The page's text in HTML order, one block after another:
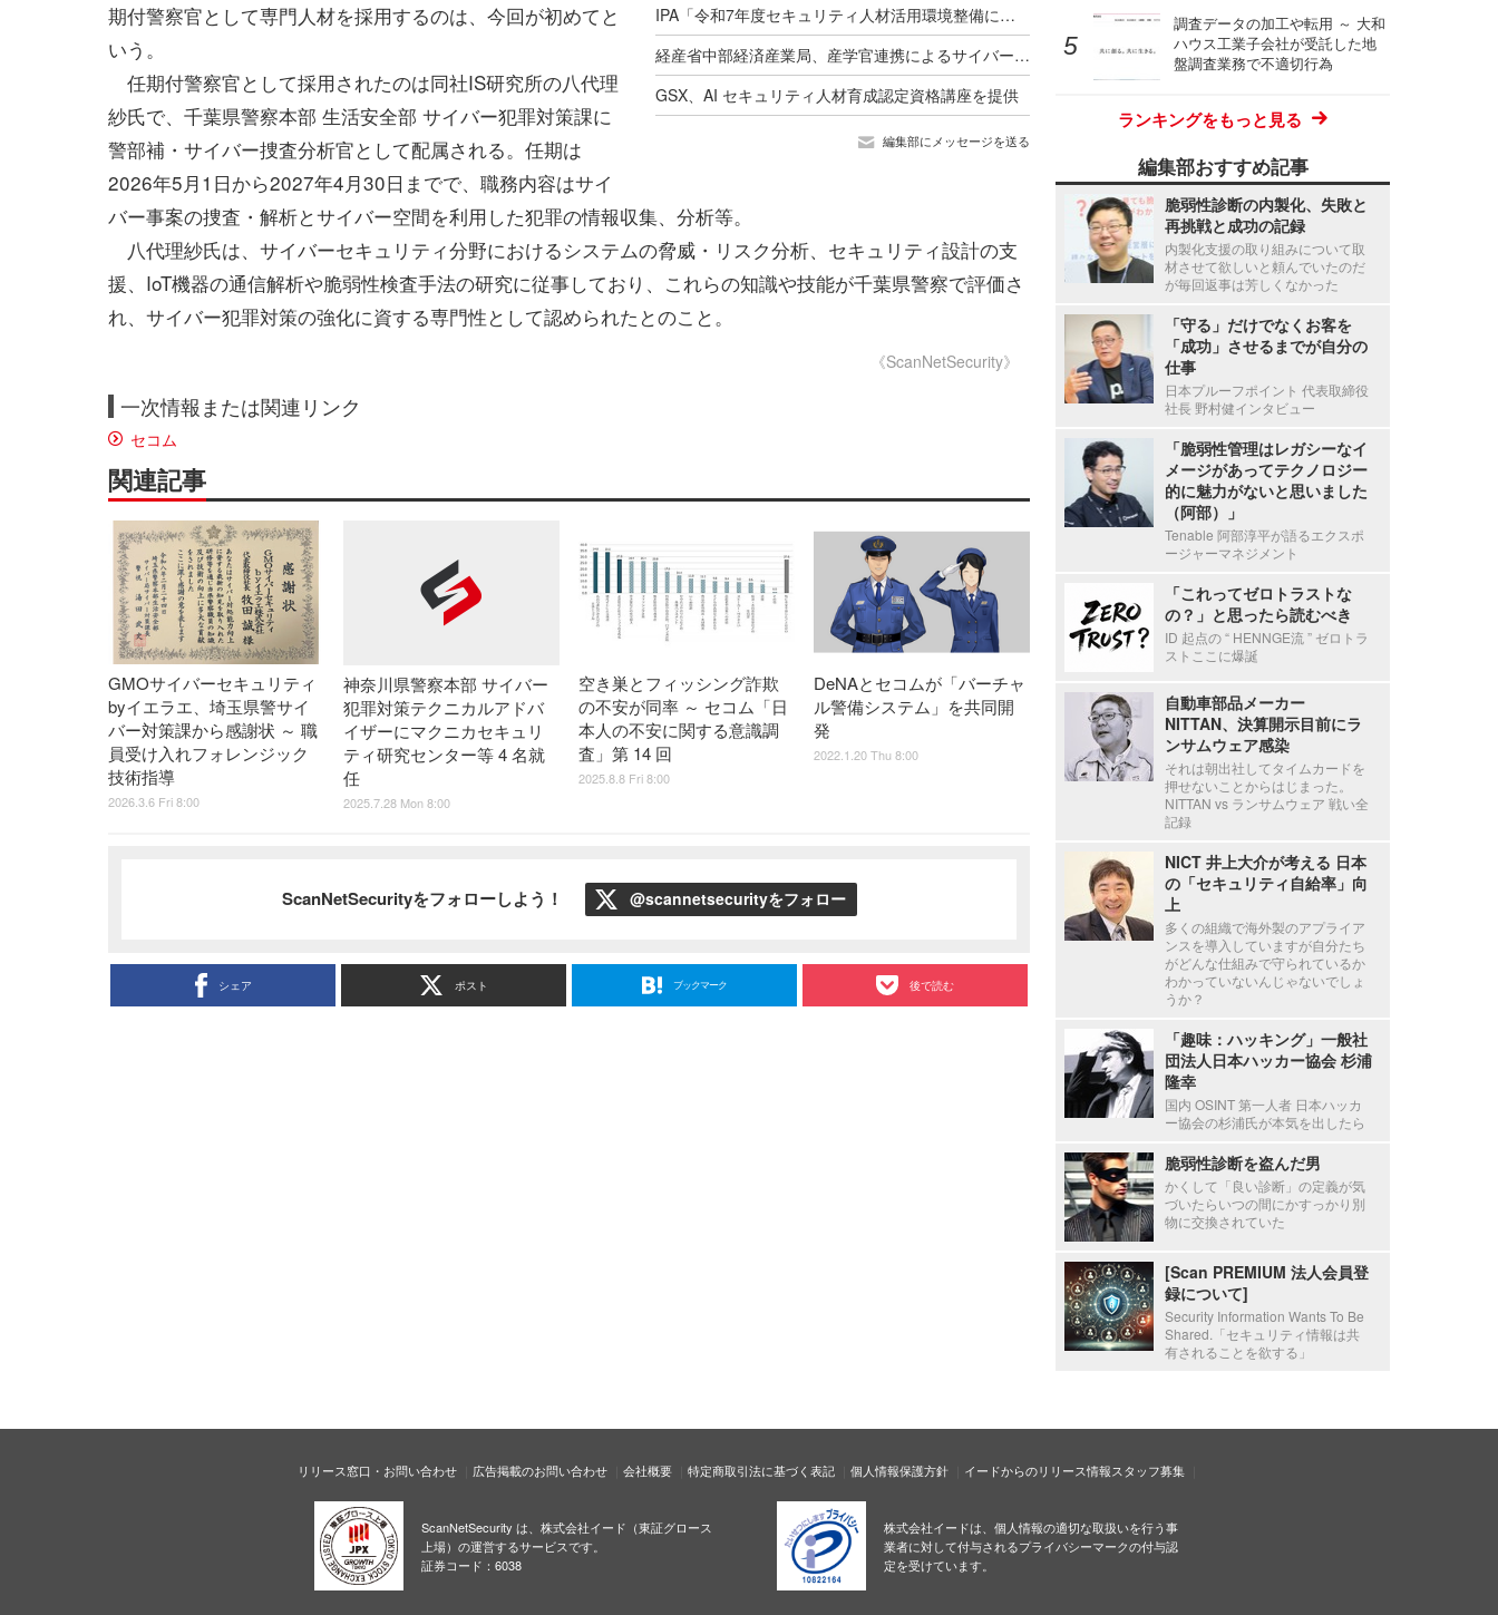
IPA「令和7年度セキュリティ人材活用環境整備に係る業務」公表
経産省中部経済産業局、産学官連携によるサイバーセキュリティ人材育成と地域定着の仕組み構築に向けた実証事業を開始
GSX、AI セキュリティ人材育成認定資格講座を提供
編集部にメッセージを送る
期付警察官として専門人材を採用するのは、今回が初めてと
いう。
任期付警察官として採用されたのは同社IS研究所の八代理
紗氏で、千葉県警察本部 生活安全部 サイバー犯罪対策課に
警部補・サイバー捜査分析官として配属される。任期は
2026年5月1日から2027年4月30日までで、職務内容はサイ
バー事案の捜査・解析とサイバー空間を利用した犯罪の情報収集、分析等。
八代理紗氏は、サイバーセキュリティ分野におけるシステムの脅威・リスク分析、セキュリティ設計の支
援、IoT機器の通信解析や脆弱性検査手法の研究に従事しており、これらの知識や技能が千葉県警察で評価さ
れ、サイバー犯罪対策の強化に資する専門性として認められたとのこと。
《ScanNetSecurity》
一次情報または関連リンク
セコム
関連記事
GMOサイバーセキュリティ
byイエラエ、埼玉県警サイ
バー対策課から感謝状 ～ 職
員受け入れフォレンジック
技術指導
2026.3.6 Fri 8:00
神奈川県警察本部 サイバー
犯罪対策テクニカルアドバ
イザーにマクニカセキュリ
ティ研究センター等 4 名就
任
2025.7.28 Mon 8:00
空き巣とフィッシング詐欺
の不安が同率 ～ セコム「日
本人の不安に関する意識調
査」第 14 回
2025.8.8 Fri 8:00
DeNAとセコムが「バーチャ
ル警備システム」を共同開
発
2022.1.20 Thu 8:00
ScanNetSecurityをフォローしよう！ @scannetsecurityをフォロー
シェア ポスト ブックマーク 後で読む
調査データの加工や転用 ～ 大和
ハウス工業子会社が受託した地
盤調査業務で不適切行為
ランキングをもっと見る
編集部おすすめ記事
脆弱性診断の内製化、失敗と
再挑戦と成功の記録
内製化支援の取り組みについて取
材させて欲しいと頼んでいたのだ
が毎回返事は芳しくなかった
「守る」だけでなくお客を
「成功」させるまでが自分の
仕事
日本プルーフポイント 代表取締役
社長 野村健インタビュー
「脆弱性管理はレガシーなイ
メージがあってテクノロジー
的に魅力がないと思いました
（阿部）」
Tenable 阿部淳平が語るエクスポ
ージャーマネジメント
「これってゼロトラストな
の？」と思ったら読むべき
ID 起点の “ HENNGE流 ” ゼロトラ
ストここに爆誕
自動車部品メーカー
NITTAN、決算開示目前にラ
ンサムウェア感染
それは朝出社してタイムカードを
押せないことからはじまった。
NITTAN vs ランサムウェア 戦い全
記録
NICT 井上大介が考える 日本
の「セキュリティ自給率」向
上
多くの組織で海外製のアプライア
ンスを導入していますが自分たち
がどんな仕組みで守られているか
わかっていないんじゃないでしょ
うか？
「趣味：ハッキング」一般社
団法人日本ハッカー協会 杉浦
隆幸
国内 OSINT 第一人者 日本ハッカ
ー協会の杉浦氏が本気を出したら
脆弱性診断を盗んだ男
かくして「良い診断」の定義が気
づいたらいつの間にかすっかり別
物に交換されていた
[Scan PREMIUM 法人会員登
録について]
Security Information Wants To Be
Shared.「セキュリティ情報は共
有されることを欲する」
リリース窓口・お問い合わせ 広告掲載のお問い合わせ 会社概要 特定商取引法に基づく表記 個人情報保護方針 イードからのリリース情報スタッフ募集
ScanNetSecurity は、株式会社イード（東証グロース
上場）の運営するサービスです。
証券コード：6038
株式会社イードは、個人情報の適切な取扱いを行う事
業者に対して付与されるプライバシーマークの付与認
定を受けています。